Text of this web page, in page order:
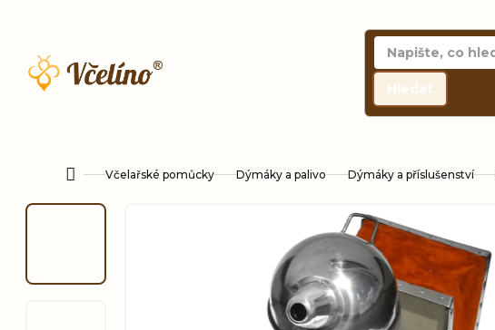
obsah
Hledat
DomůVčelařské pomůcky Dýmáky a palivo Dýmáky a příslušenství